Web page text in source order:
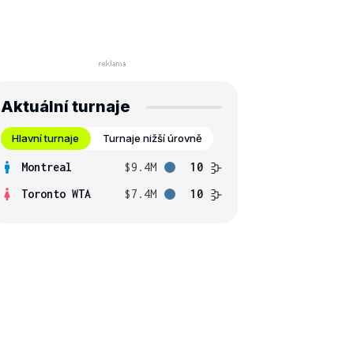
Aktuální turnaje
Hlavní turnaje Turnaje nižší úrovně
Montreal $9.4M
10
Toronto WTA
$7.4M 10